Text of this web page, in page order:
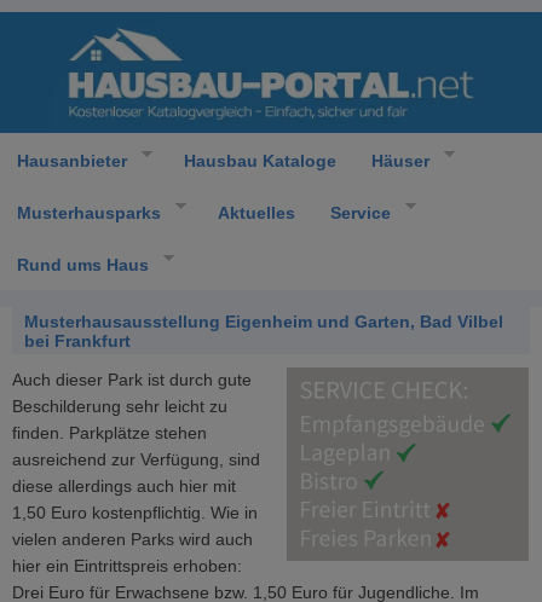
Hausanbieter Hausbau Kataloge Häuser
Musterhausparks Aktuelles Service
Rund ums Haus
Musterhausausstellung Eigenheim und Garten, Bad Vilbel
bei Frankfurt
Auch dieser Park ist durch gute
Beschilderung sehr leicht zu
finden. Parkplätze stehen
ausreichend zur Verfügung, sind
diese allerdings auch hier mit
1,50 Euro kostenpflichtig. Wie in
vielen anderen Parks wird auch
hier ein Eintrittspreis erhoben:
Drei Euro für Erwachsene bzw. 1,50 Euro für Jugendliche. Im